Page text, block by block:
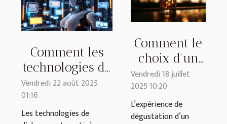
Comment les
technologies de
dialogue
automatisé
révolutionnent-
Vendredi 22 août 2025
01:16
Les technologies de
Comment le
choix d'un
verre
influence-t-
il votre
expérience
Vendredi 18 juillet
2025 10:20
L’expérience de
dégustation d’un